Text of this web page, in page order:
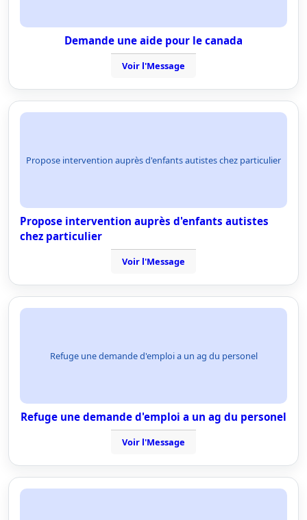
Demande une aide pour le canada
Voir l'Message
Propose intervention auprès d'enfants autistes chez particulier
Propose intervention auprès d'enfants autistes
chez particulier
Voir l'Message
Refuge une demande d'emploi a un ag du personel
Refuge une demande d'emploi a un ag du personel
Voir l'Message